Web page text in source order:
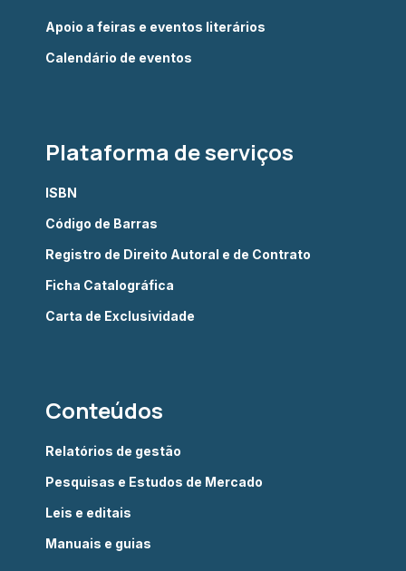
Apoio a feiras e eventos literários
Calendário de eventos
Plataforma de serviços
ISBN
Código de Barras
Registro de Direito Autoral e de Contrato
Ficha Catalográfica
Carta de Exclusividade
Conteúdos
Relatórios de gestão
Pesquisas e Estudos de Mercado
Leis e editais
Manuais e guias